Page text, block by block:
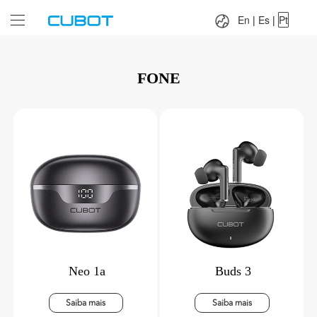
En | Es | Pt
FONE
Neo 1a
Saiba mais
Buds 3
Saiba mais